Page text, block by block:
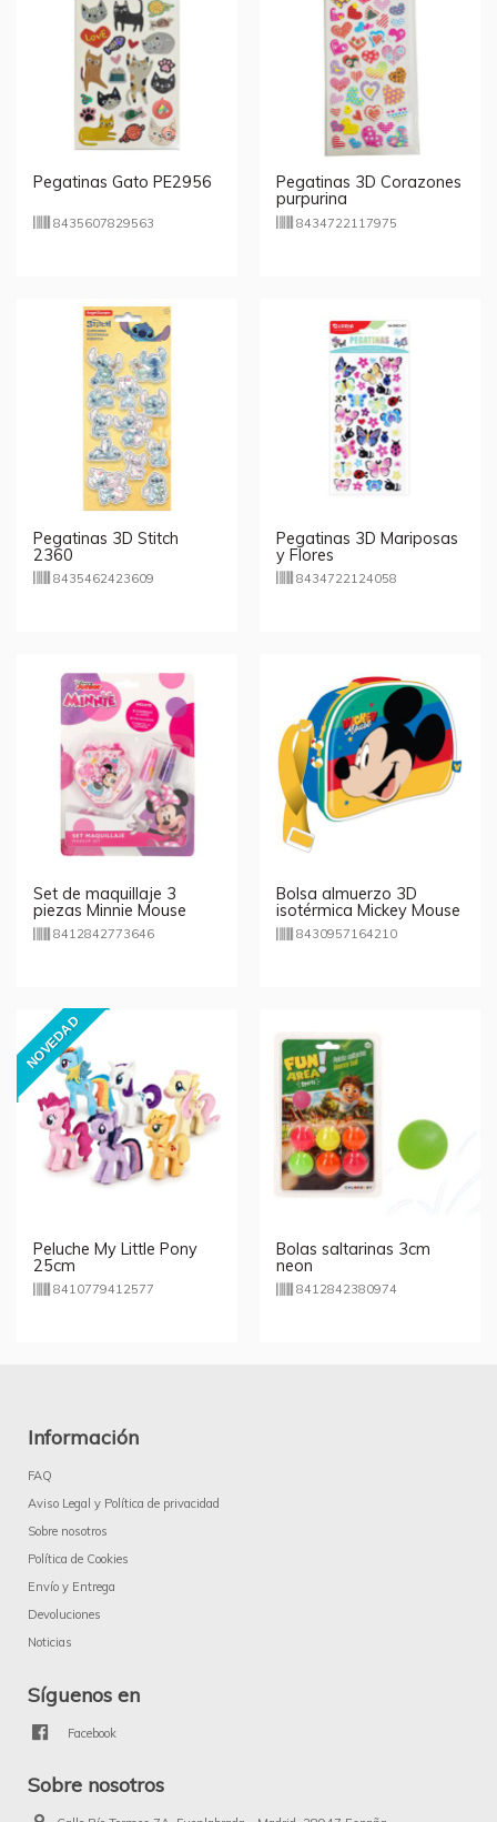
Pegatinas Gato PE2956
8435607829563
Pegatinas 3D Corazones
purpurina
8434722117975
Pegatinas 3D Stitch
2360
8435462423609
Pegatinas 3D Mariposas
y Flores
8434722124058
Set de maquillaje 3
piezas Minnie Mouse
8412842773646
Bolsa almuerzo 3D
isotérmica Mickey Mouse
Disney
8430957164210
NOVEDAD
Peluche My Little Pony
25cm
8410779412577
Bolas saltarinas 3cm
neon
8412842380974
Información
FAQ
Aviso Legal y Política de privacidad
Sobre nosotros
Política de Cookies
Envío y Entrega
Devoluciones
Noticias
Síguenos en
Facebook
Sobre nosotros